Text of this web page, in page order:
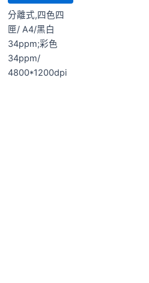
分離式,四色四
匣/ A4/黑白
34ppm;彩色
34ppm/
4800*1200dpi